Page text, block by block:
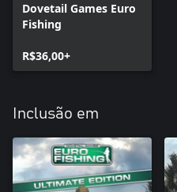
Dovetail Games Euro
Fishing
R$36,00+
Inclusão em